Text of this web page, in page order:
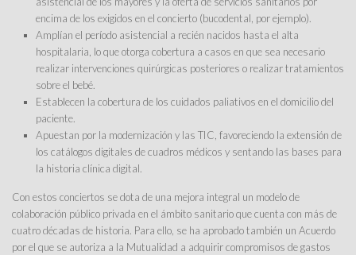
encima de los exigidos en el concierto (bucodental, por ejemplo).
Amplían el período asistencial a recién nacidos hasta el alta
hospitalaria, lo que otorga cobertura a casos en que sea necesario
realizar intervenciones quirúrgicas posteriores o realizar tratamientos
sobre el bebé.
Establecen la cobertura de los cuidados paliativos en el domicilio del
paciente.
Apuestan por la modernización y las TIC, favoreciendo la extensión de
los catálogos digitales de cuadros médicos y sentando las bases para
la historia clínica digital.
Con estos conciertos se dota de una mejora integral un modelo de
colaboración público privada en el ámbito sanitario que cuenta con más de
cuatro décadas de historia. Para ello, se ha aprobado también un Acuerdo
por el que se autoriza a la Mutualidad a adquirir compromisos de gastos